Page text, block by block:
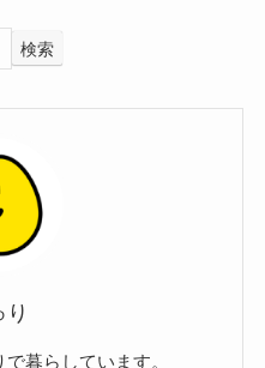
検索
り
暮らしています。